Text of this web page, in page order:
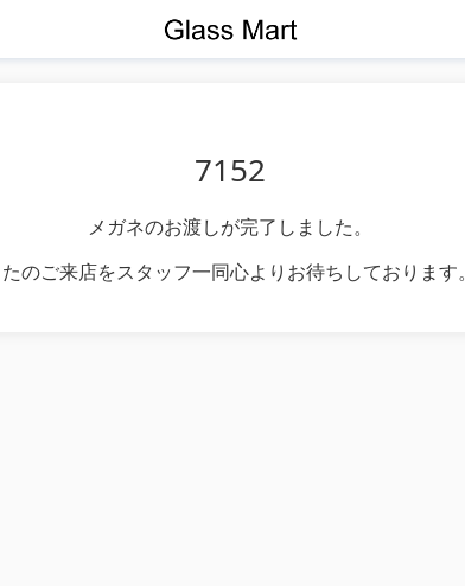
7152
メガネのお渡しが完了しました。
たのご来店をスタッフ一同心よりお待ちしております。